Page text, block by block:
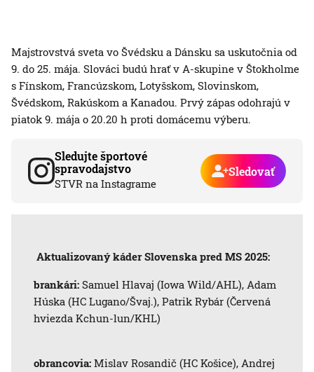
Majstrovstvá sveta vo Švédsku a Dánsku sa uskutočnia od
9. do 25. mája. Slováci budú hrať v A-skupine v Štokholme
s Fínskom, Francúzskom, Lotyšskom, Slovinskom,
Švédskom, Rakúskom a Kanadou. Prvý zápas odohrajú v
piatok 9. mája o 20.20 h proti domácemu výberu.
Sledujte športové
spravodajstvo
STVR na Instagrame
Sledovať
Aktualizovaný káder Slovenska pred MS 2025:
brankári: Samuel Hlavaj (Iowa Wild/AHL), Adam
Húska (HC Lugano/Švaj.), Patrik Rybár (Červená
hviezda Kchun-lun/KHL)
obrancovia: Mislav Rosandič (HC Košice), Andrej